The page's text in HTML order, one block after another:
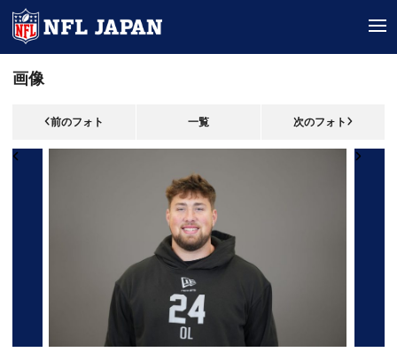
画像
前のフォト 一覧 次のフォト